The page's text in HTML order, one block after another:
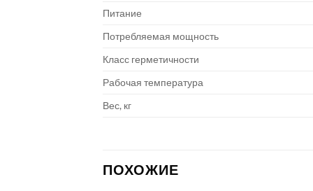
Питание
Потребляемая мощность
Класс герметичности
Рабочая температура
Вес, кг
ПОХОЖИЕ